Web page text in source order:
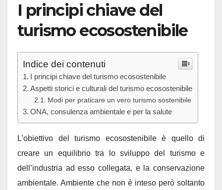
I principi chiave del
turismo ecosostenibile
Indice dei contenuti
I principi chiave del turismo ecosostenibile
Aspetti storici e culturali del turismo ecosostenibile
Modi per praticare un vero turismo sostenibile
ONA, consulenza ambientale e per la salute
L’obiettivo del turismo ecosostenibile è quello di
creare un equilibrio tra lo sviluppo del turismo e
dell’industria ad esso collegata, e la conservazione
ambientale. Ambiente che non è inteso però soltanto